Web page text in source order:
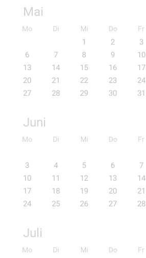
Mai
Mo Di Mi Do Fr
1 2 3
6
7 8 9 10
13
14 15 16 17
20
21 22 23 24
27
28 29 30 31
Juni
Mo Di Mi Do Fr
3
4 5 6 7
10
11 12 13 14
17
18 19 20 21
24
25 26 27 28
Juli
Mo Di Mi Do Fr